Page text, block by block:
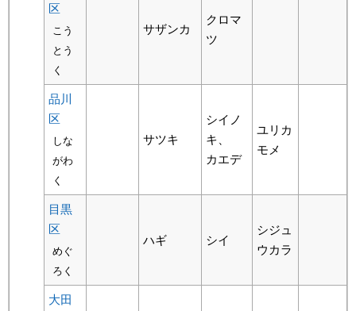
区
こう
とう
く
サザンカ
クロマ
ツ
品川
区
しな
がわ
く
サツキ
シイノ
キ、
カエデ
ユリカ
モメ
目黒
区
めぐ
ろく
ハギ シイ
シジュ
ウカラ
大田